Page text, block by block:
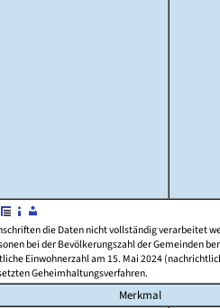
die Daten nicht vollständig verarbeitet
bei der Bevölkerungszahl der Gemeinden
Einwohnerzahl am 15. Mai 2024
Geheimhaltungsverfahren.
Merkmal